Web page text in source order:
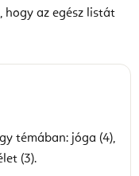
hogy az egész listát
témában: jóga (4),
(3).